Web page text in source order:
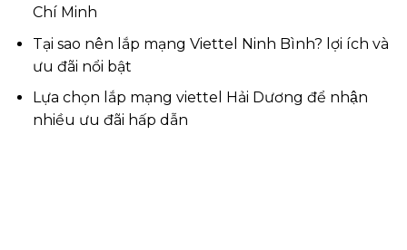
Chí Minh
Tại sao nên lắp mạng Viettel Ninh Bình? lợi ích và
ưu đãi nổi bật
Lựa chọn lắp mạng viettel Hải Dương để nhận
nhiều ưu đãi hấp dẫn